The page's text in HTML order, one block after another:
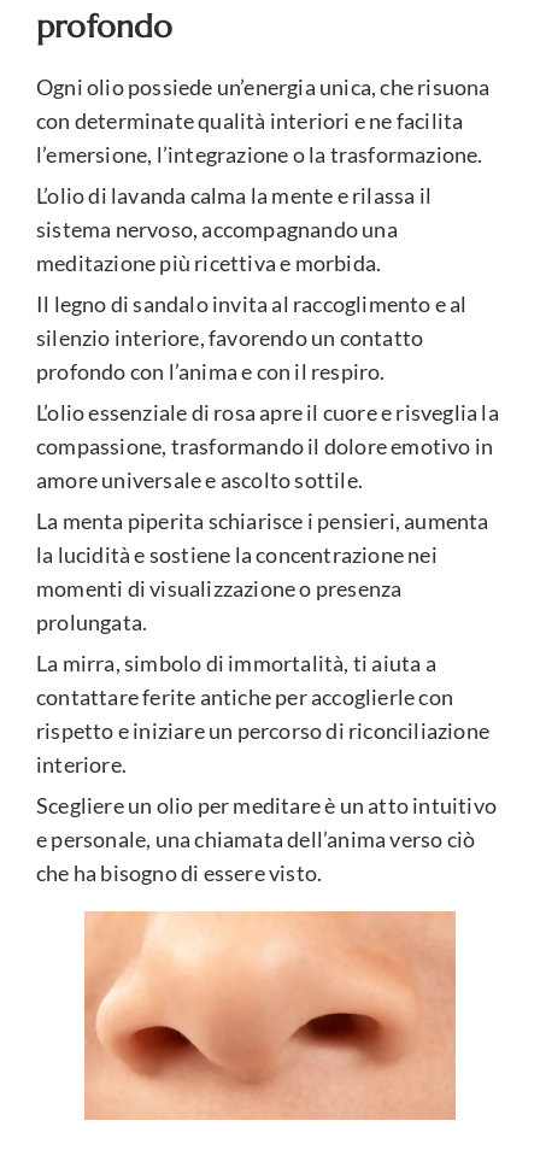
profondo
Ogni olio possiede un’energia unica, che risuona
con determinate qualità interiori e ne facilita
l’emersione, l’integrazione o la trasformazione.
L’olio di lavanda calma la mente e rilassa il
sistema nervoso, accompagnando una
meditazione più ricettiva e morbida.
Il legno di sandalo invita al raccoglimento e al
silenzio interiore, favorendo un contatto
profondo con l’anima e con il respiro.
L’olio essenziale di rosa apre il cuore e risveglia la
compassione, trasformando il dolore emotivo in
amore universale e ascolto sottile.
La menta piperita schiarisce i pensieri, aumenta
la lucidità e sostiene la concentrazione nei
momenti di visualizzazione o presenza
prolungata.
La mirra, simbolo di immortalità, ti aiuta a
contattare ferite antiche per accoglierle con
rispetto e iniziare un percorso di riconciliazione
interiore.
Scegliere un olio per meditare è un atto intuitivo
e personale, una chiamata dell’anima verso ciò
che ha bisogno di essere visto.